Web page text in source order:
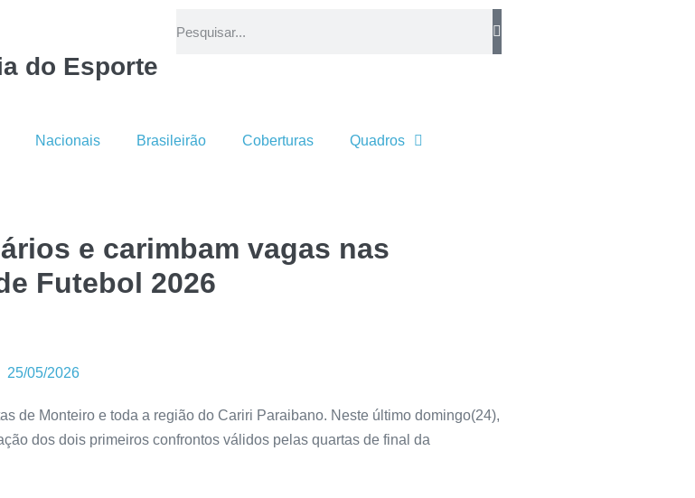
do Esporte
Nacionais Brasileirão Coberturas Quadros
e carimbam vagas nas
Futebol 2026
25/05/2026
de Monteiro e toda a região do Cariri Paraibano. Neste último domingo(24),
dos dois primeiros confrontos válidos pelas quartas de final da